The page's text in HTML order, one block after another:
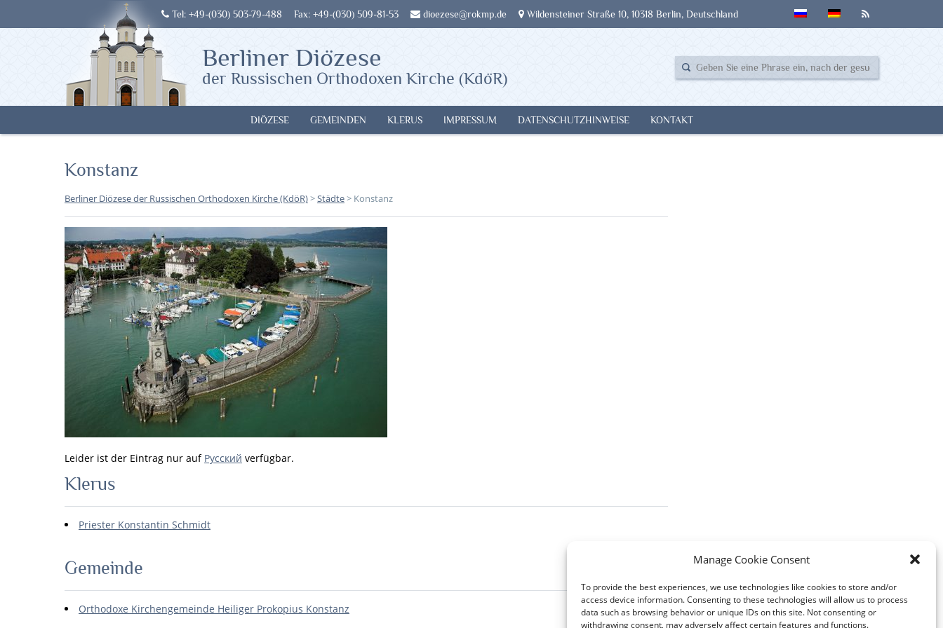
Manage Cookie Consent
To provide the best experiences, we use technologies like cookies to store and/or
access device information. Consenting to these technologies will allow us to process
data such as browsing behavior or unique IDs on this site. Not consenting or
withdrawing consent, may adversely affect certain features and functions.
Tel: +49-(030) 503-79-488 Fax: +49-(030) 509-81-53 dioezese@rokmp.de Wildensteiner Straße 10, 10318 Berlin, Deutschland
Berliner Diözese
der Russischen Orthodoxen Kirche (KdöR)
DIÖZESE GEMEINDEN KLERUS IMPRESSUM DATENSCHUTZHINWEISE KONTAKT
Konstanz
Berliner Diözese der Russischen Orthodoxen Kirche (KdöR)>Städte> Konstanz
Leider ist der Eintrag nur auf Русский verfügbar.
Klerus
Priester Konstantin Schmidt
Gemeinde
Orthodoxe Kirchengemeinde Heiliger Prokopius Konstanz